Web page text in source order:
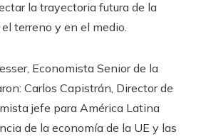
la trayectoria futura de la
terreno y en el medio.
Economista Senior de la
Carlos Capistrán, Director de
jefe para América Latina
de la economía de la UE y las